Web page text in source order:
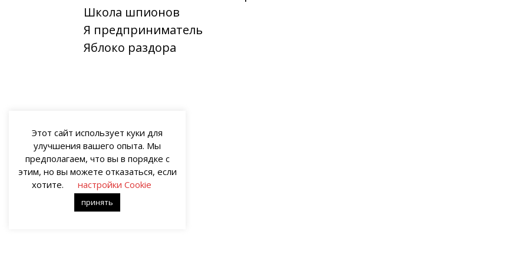
Школа шпионов
Я предприниматель
Яблоко раздора
Этот сайт использует куки для
улучшения вашего опыта. Мы
предполагаем, что вы в порядке с
этим, но вы можете отказаться, если
хотите.
настройки Cookie
принять